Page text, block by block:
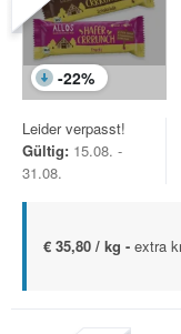
-22%
Leider verpasst!
Gültig: 15.08. -
31.08.
€ 35,80 / kg - extra